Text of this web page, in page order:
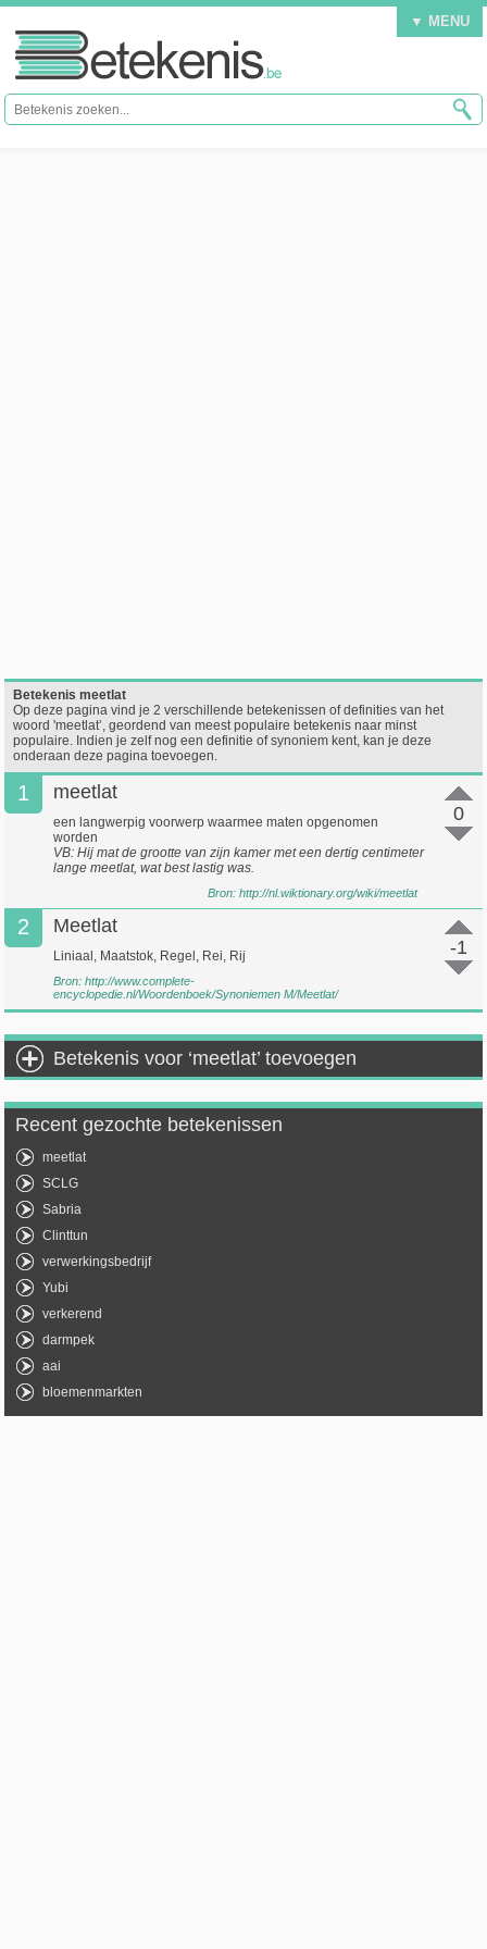
▼ MENU
Betekenis meetlat
Op deze pagina vind je 2 verschillende betekenissen of definities van het
woord 'meetlat’, geordend van meest populaire betekenis naar minst
populaire. Indien je zelf nog een definitie of synoniem kent, kan je deze
onderaan deze pagina toevoegen.
1
0
meetlat
een langwerpig voorwerp waarmee maten opgenomen
worden
VB: Hij mat de grootte van zijn kamer met een dertig centimeter
lange meetlat, wat best lastig was.
Bron: http://nl.wiktionary.org/wiki/meetlat
2
-1
Meetlat
Liniaal, Maatstok, Regel, Rei, Rij
Bron:http://www.complete-
encyclopedie.nl/Woordenboek/Synoniemen M/Meetlat/
Betekenis voor ‘meetlat’ toevoegen
Recent gezochte betekenissen
meetlat
SCLG
Sabria
Clinttun
verwerkingsbedrijf
Yubi
verkerend
darmpek
aai
bloemenmarkten